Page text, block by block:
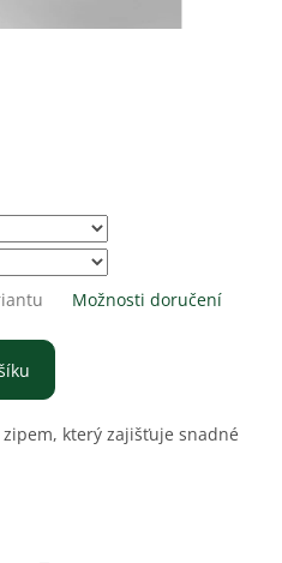
Možnosti doručení
který zajišťuje snadné